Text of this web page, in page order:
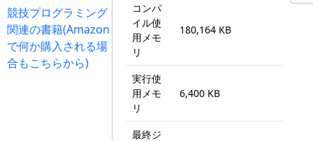
競技プログラミング
関連の書籍(Amazon
で何か購入される場
合もこちらから)
コンパ
イル使
用メモ
リ
180,164 KB
実行使
用メモ
リ
6,400 KB
最終ジ